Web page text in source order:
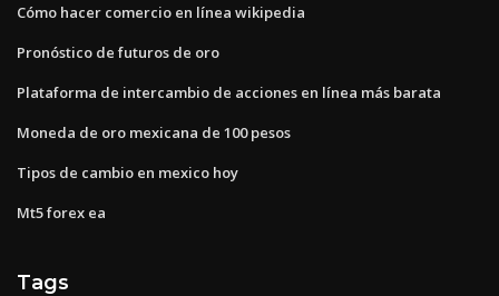
Cómo hacer comercio en línea wikipedia
Pronóstico de futuros de oro
Plataforma de intercambio de acciones en línea más barata
Moneda de oro mexicana de 100 pesos
Tipos de cambio en mexico hoy
Mt5 forex ea
Tags